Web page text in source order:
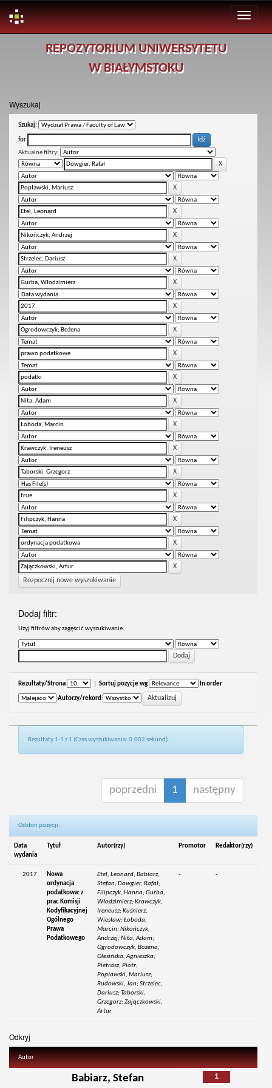
REPOZYTORIUM UNIWERSYTETU
W BIAŁYMSTOKU
Wyszukaj
Szukaj:
for
Aktualne filtry:
Rozpocznij nowe wyszukiwanie
Dodaj filtr:
Uzyj filtrów aby zagęścić wyszukiwanie.
Rezultaty/Strona Sortuj pozycje wg In order
Autorzy/rekord
Rezultaty 1-1 z 1 (Czas wyszukiwania: 0.002 sekund).
poprzedni 1 następny
Odsłon pozycji:
Data
wydania
Tytuł Autor(rzy) Promotor Redaktor(rzy)
2017
Nowa
ordynacja
podatkowa: z
prac Komisji
Kodyfikacyjnej
Ogólnego
Prawa
Podatkowego
Etel, Leonard; Babiarz,
Stefan; Dowgier, Rafał;
Filipczyk, Hanna; Gurba,
Włodzimierz; Krawczyk,
Ireneusz; Kuśnierz,
Wiesław; Łoboda,
Marcin; Nikończyk,
Andrzej; Nita, Adam;
Ogrodowczyk, Bożena;
Olesińska, Agnieszka;
Pietrasz, Piotr;
Popławski, Mariusz;
Rudowski, Jan; Strzelec,
Dariusz; Taborski,
Grzegorz; Zajączkowski,
Artur
- -
Odkryj
Autor
1
Babiarz, Stefan